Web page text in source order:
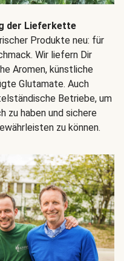
der Lieferkette
Produkte neu: für
Wir liefern Dir
Aromen, künstliche
Glutamate. Auch
Betriebe, um
zu haben und sichere
zu können.